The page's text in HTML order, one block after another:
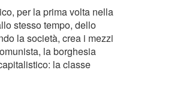
per la prima volta nella
stesso tempo, dello
la società, crea i mezzi
la borghesia
la classe